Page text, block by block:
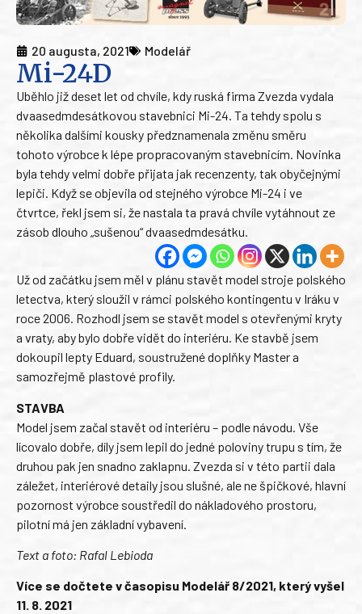
20 augusta, 2021 Modelář
Mi-24D
Uběhlo již deset let od chvíle, kdy ruská firma Zvezda vydala
dvaasedmdesátkovou stavebnici Mi-24. Ta tehdy spolu s
několika dalšími kousky předznamenala změnu směru
tohoto výrobce k lépe propracovaným stavebnicím. Novinka
byla tehdy velmi dobře přijata jak recenzenty, tak obyčejnými
lepiči. Když se objevila od stejného výrobce Mi-24 i ve
čtvrtce, řekl jsem si, že nastala ta pravá chvíle vytáhnout ze
zásob dlouho „sušenou“ dvaasedmdesátku.
Už od začátku jsem měl v plánu stavět model stroje polského
letectva, který sloužil v rámci polského kontingentu v Iráku v
roce 2006. Rozhodl jsem se stavět model s otevřenými kryty
a vraty, aby bylo dobře vidět do interiéru. Ke stavbě jsem
dokoupil lepty Eduard, soustružené doplňky Master a
samozřejmě plastové profily.
STAVBA
Model jsem začal stavět od interiéru – podle návodu. Vše
lícovalo dobře, díly jsem lepil do jedné poloviny trupu s tím, že
druhou pak jen snadno zaklapnu. Zvezda si v této partii dala
záležet, interiérové detaily jsou slušné, ale ne špičkové, hlavní
pozornost výrobce soustředil do nákladového prostoru,
pilotní má jen základní vybavení.
Text a foto: Rafal Lebioda
Více se dočtete v časopisu Modelář 8/2021, který vyšel
11. 8. 2021